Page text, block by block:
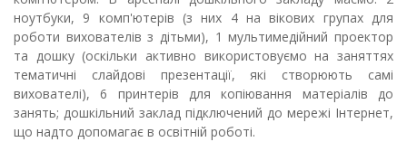
ноутбуки, 9 комп'ютерів (з них 4 на вікових групах для
роботи вихователів з дітьми), 1 мультимедійний проектор
та дошку (оскільки активно використовуємо на заняттях
тематичні слайдові презентації, які створюють самі
вихователі), 6 принтерів для копіювання матеріалів до
занять; дошкільний заклад підключений до мережі Інтернет,
що надто допомагає в освітній роботі.